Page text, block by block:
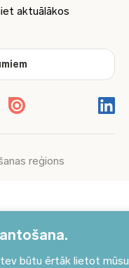
būtu ērtāk lietot mūsu
aktuālākos
reģions